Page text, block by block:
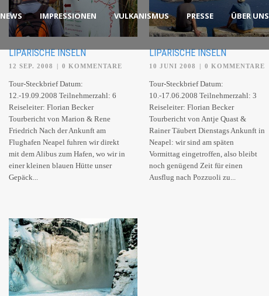
NEWS IMPRESSIONEN VULKANISMUS PRESSE ÜBER UNS
LIPARISCHE INSELN
12 SEP. 2008 | 0 KOMMENTARE
Tour-Steckbrief Datum:
12.-19.09.2008 Teilnehmerzahl: 6
Reiseleiter: Florian Becker
Tourbericht von Marion & Rene
Friedrich Nach der Ankunft am
Flughafen Neapel fuhren wir direkt
mit dem Alibus zum Hafen, wo wir in
einer kleinen blauen Hütte unser
Gepäck...
LIPARISCHE INSELN
10 JUNI 2008 | 0 KOMMENTARE
Tour-Steckbrief Datum:
10.-17.06.2008 Teilnehmerzahl: 3
Reiseleiter: Florian Becker
Tourbericht von Antje Quast &
Rainer Täubert Dienstags Ankunft in
Neapel: wir sind am späten
Vormittag eingetroffen, also bleibt
noch genügend Zeit für einen
Ausflug nach Pozzuoli zu...